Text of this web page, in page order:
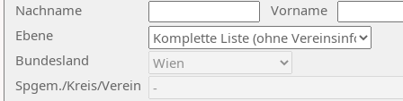
Nachname
Vorname
Ebene
Bundesland
Spgem./Kreis/Verein